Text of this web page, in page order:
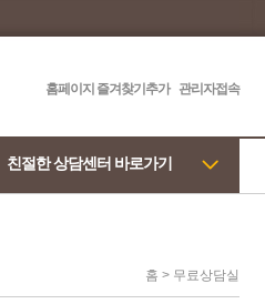
홈페이지 즐겨찾기추가 관리자접속
친절한 상담센터 바로가기
홈 > 무료상담실